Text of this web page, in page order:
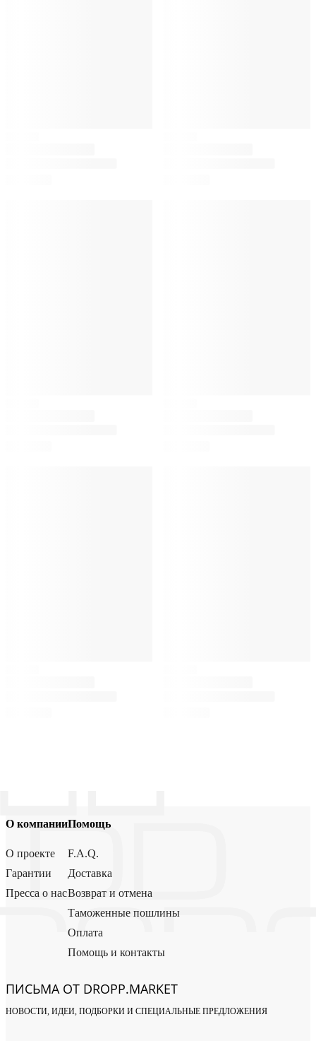
О компании
О проекте
Гарантии
Пресса о нас
Помощь
F.A.Q.
Доставка
Возврат и отмена
Таможенные пошлины
Оплата
Помощь и контакты
ПИСЬМА ОТ DROPP.MARKET
НОВОСТИ, ИДЕИ, ПОДБОРКИ И СПЕЦИАЛЬНЫЕ ПРЕДЛОЖЕНИЯ